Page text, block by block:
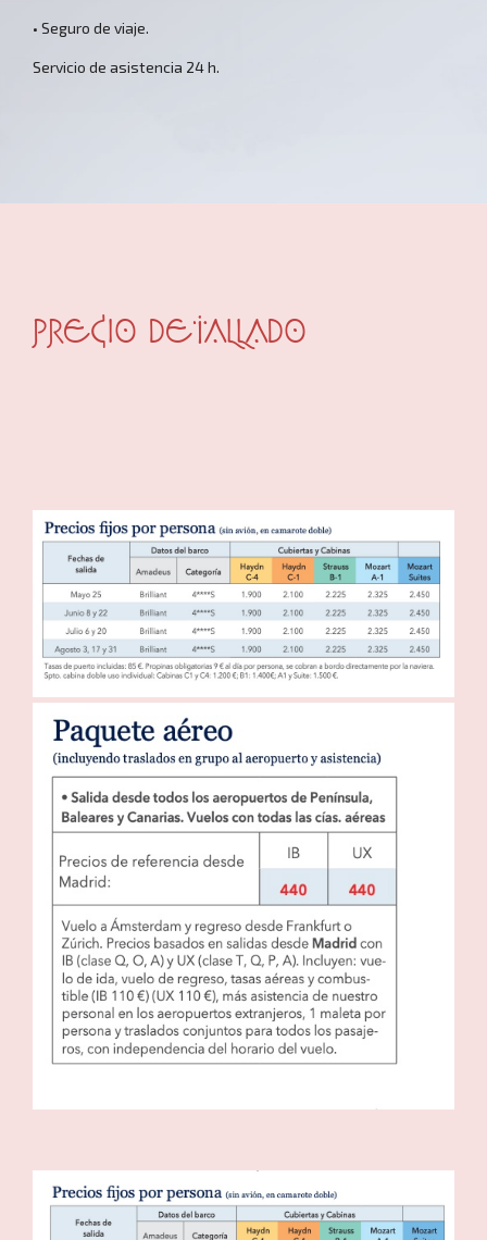
• Seguro de viaje.
Servicio de asistencia 24 h.
PRECIO DETALLADO